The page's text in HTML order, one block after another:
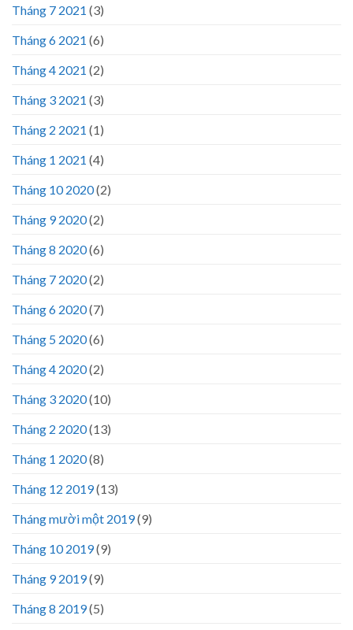
Tháng 7 2021 (3)
Tháng 6 2021 (6)
Tháng 4 2021 (2)
Tháng 3 2021 (3)
Tháng 2 2021 (1)
Tháng 1 2021 (4)
Tháng 10 2020(2)
Tháng 9 2020(2)
Tháng 8 2020(6)
Tháng 7 2020(2)
Tháng 6 2020(7)
Tháng 5 2020(6)
Tháng 4 2020(2)
Tháng 3 2020(10)
Tháng 2 2020(13)
Tháng 1 2020(8)
Tháng 12 2019(13)
Tháng mười một 2019(9)
Tháng 10 2019(9)
Tháng 9 2019(9)
Tháng 8 2019(5)